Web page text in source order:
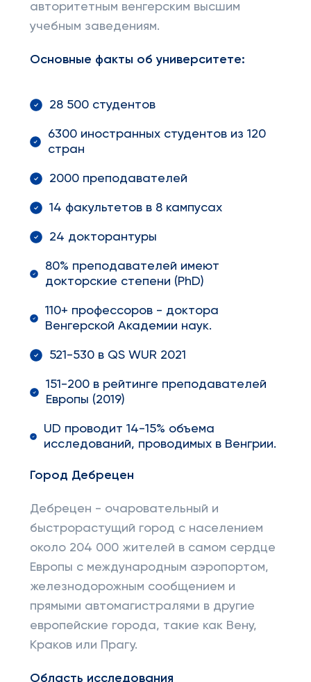
авторитетным венгерским высшим
учебным заведениям.
Основные факты об университете:
28 500 студентов
6300 иностранных студентов из 120
стран
2000 преподавателей
14 факультетов в 8 кампусах
24 докторантуры
80% преподавателей имеют
докторские степени (PhD)
110+ профессоров - доктора
Венгерской Академии наук.
521-530 в QS WUR 2021
151-200 в рейтинге преподавателей
Европы (2019)
UD проводит 14-15% объема
исследований, проводимых в Венгрии.
Город Дебрецен
Дебрецен - очаровательный и
быстрорастущий город с населением
около 204 000 жителей в самом сердце
Европы с международным аэропортом,
железнодорожным сообщением и
прямыми автомагистралями в другие
европейские города, такие как Вену,
Краков или Прагу.
Область исследования